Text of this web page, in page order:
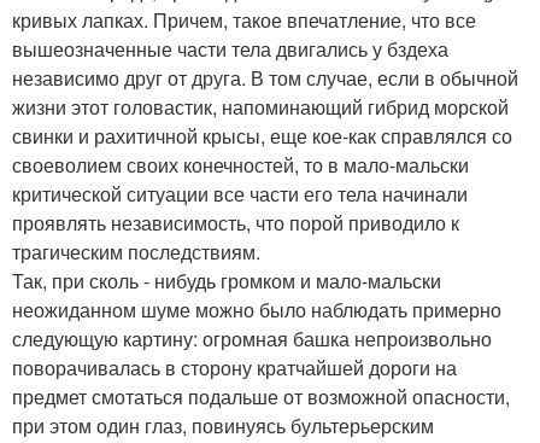
кривых лапках. Причем, такое впечатление, что все
вышеозначенные части тела двигались у бздеха
независимо друг от друга. В том случае, если в обычной
жизни этот головастик, напоминающий гибрид морской
свинки и рахитичной крысы, еще кое-как справлялся со
своеволием своих конечностей, то в мало-мальски
критической ситуации все части его тела начинали
проявлять независимость, что порой приводило к
трагическим последствиям.
Так, при сколь - нибудь громком и мало-мальски
неожиданном шуме можно было наблюдать примерно
следующую картину: огромная башка непроизвольно
поворачивалась в сторону кратчайшей дороги на
предмет смотаться подальше от возможной опасности,
при этом один глаз, повинуясь бультерьерским